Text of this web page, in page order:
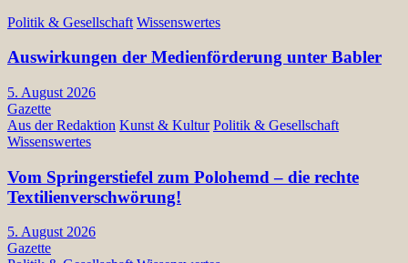
Politik & Gesellschaft Wissenswertes
Auswirkungen der Medienförderung unter Babler
5. August 2026
Gazette
Aus der Redaktion Kunst & Kultur Politik & Gesellschaft
Wissenswertes
Vom Springerstiefel zum Polohemd – die rechte
Textilienverschwörung!
5. August 2026
Gazette